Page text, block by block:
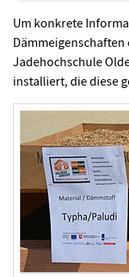
Um konkrete
Jadehochschule
installiert, die diese